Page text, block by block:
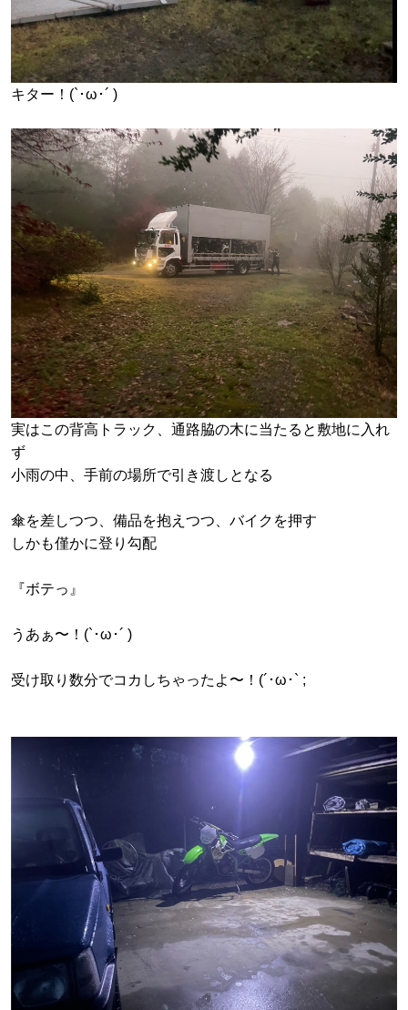
キター！(`･ω･´ )
実はこの背高トラック、通路脇の木に当たると敷地に入れ
ず
小雨の中、手前の場所で引き渡しとなる
傘を差しつつ、備品を抱えつつ、バイクを押す
しかも僅かに登り勾配
『ボテっ』
うあぁ〜！(`･ω･´ )
受け取り数分でコカしちゃったよ〜！(´･ω･` ;